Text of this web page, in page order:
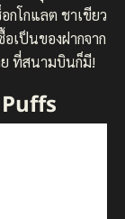
กโกแลต ชาเขียว
เป็นของฝากจาก
ที่สนามบินก็มี!